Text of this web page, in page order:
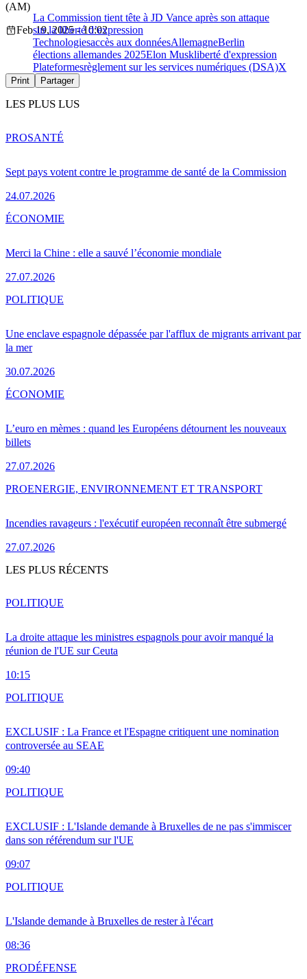
La Commission tient tête à JD Vance après son attaque
sur la liberté d’expression
(AM)
Feb 19, 2025 - 10:02
Technologiesaccès aux donnéesAllemagneBerlin
élections allemandes 2025Elon Muskliberté d'expression
Plateformesrèglement sur les services numériques (DSA)X
Print Partager
LES PLUS LUS
Sept pays votent contre le programme de santé de la Commission
24.07.2026
PROSANTÉ
Merci la Chine : elle a sauvé l’économie mondiale
27.07.2026
ÉCONOMIE
Une enclave espagnole dépassée par l'afflux de migrants arrivant par
la mer
30.07.2026
POLITIQUE
L’euro en mèmes : quand les Européens détournent les nouveaux
billets
27.07.2026
ÉCONOMIE
Incendies ravageurs : l'exécutif européen reconnaît être submergé
27.07.2026
PROENERGIE, ENVIRONNEMENT ET TRANSPORT
LES PLUS RÉCENTS
La droite attaque les ministres espagnols pour avoir manqué la
réunion de l'UE sur Ceuta
10:15
POLITIQUE
EXCLUSIF : La France et l'Espagne critiquent une nomination
controversée au SEAE
09:40
POLITIQUE
EXCLUSIF : L'Islande demande à Bruxelles de ne pas s'immiscer
dans son référendum sur l'UE
09:07
POLITIQUE
L'Islande demande à Bruxelles de rester à l'écart
08:36
POLITIQUE
PRODÉFENSE